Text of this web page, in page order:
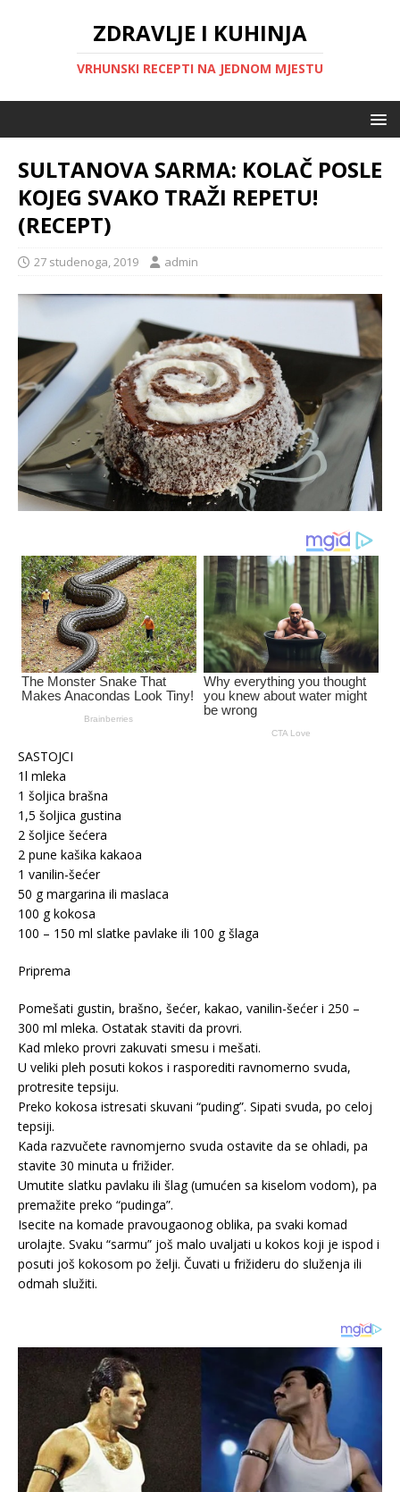
ZDRAVLJE I KUHINJA
VRHUNSKI RECEPTI NA JEDNOM MJESTU
SULTANOVA SARMA: KOLAČ POSLE
KOJEG SVAKO TRAŽI REPETU!
(RECEPT)
27 studenoga, 2019 admin
SASTOJCI
1l mleka
1 šoljica brašna
1,5 šoljica gustina
2 šoljice šećera
2 pune kašika kakaoa
1 vanilin-šećer
50 g margarina ili maslaca
100 g kokosa
100 – 150 ml slatke pavlake ili 100 g šlaga
Priprema
Pomešati gustin, brašno, šećer, kakao, vanilin-šećer i 250 –
300 ml mleka. Ostatak staviti da provri.
Kad mleko provri zakuvati smesu i mešati.
U veliki pleh posuti kokos i rasporediti ravnomerno svuda,
protresite tepsiju.
Preko kokosa istresati skuvani “puding”. Sipati svuda, po celoj
tepsiji.
Kada razvučete ravnomjerno svuda ostavite da se ohladi, pa
stavite 30 minuta u frižider.
Umutite slatku pavlaku ili šlag (umućen sa kiselom vodom), pa
premažite preko “pudinga”.
Isecite na komade pravougaonog oblika, pa svaki komad
urolajte. Svaku “sarmu” još malo uvaljati u kokos koji je ispod i
posuti još kokosom po želji. Čuvati u frižideru do služenja ili
odmah služiti.